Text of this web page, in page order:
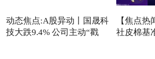
动态焦点:A股异动丨国晟科
技大跌9.4% 公司主动“戳
【焦点
社皮棉基